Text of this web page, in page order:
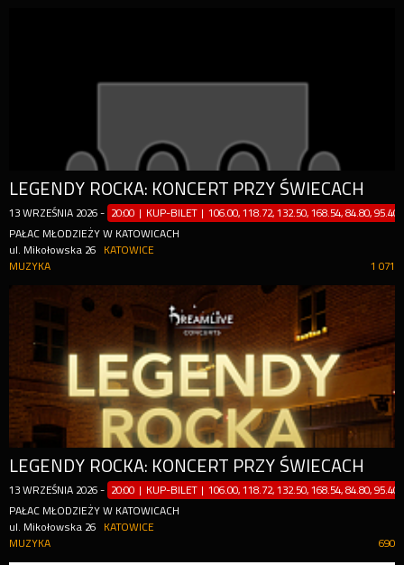
LEGENDY ROCKA: KONCERT PRZY ŚWIECACH
13 WRZEŚNIA 2026 - 20:00 | KUP-BILET |106.00, 118.72, 132.50, 168.54, 84.80,
PAŁAC MŁODZIEŻY W KATOWICACH
ul. Mikołowska 26
KATOWICE
1 071
MUZYKA
LEGENDY ROCKA: KONCERT PRZY ŚWIECACH
13 WRZEŚNIA 2026 - 20:00 | KUP-BILET |106.00, 118.72, 132.50, 168.54, 84.80,
PAŁAC MŁODZIEŻY W KATOWICACH
ul. Mikołowska 26
KATOWICE
690
MUZYKA